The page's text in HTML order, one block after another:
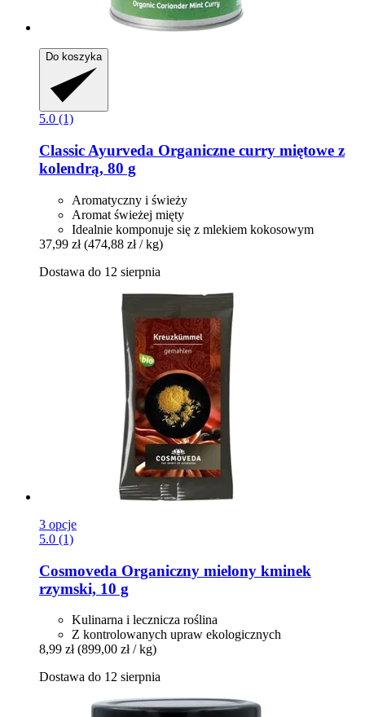
Do koszyka
5.0 (1)
Classic Ayurveda Organiczne curry miętowe z
kolendrą, 80 g
Aromatyczny i świeży
Aromat świeżej mięty
Idealnie komponuje się z mlekiem kokosowym
37,99 zł (474,88 zł / kg)
Dostawa do 12 sierpnia
3 opcje
5.0 (1)
Cosmoveda Organiczny mielony kminek
rzymski, 10 g
Kulinarna i lecznicza roślina
Z kontrolowanych upraw ekologicznych
8,99 zł (899,00 zł / kg)
Dostawa do 12 sierpnia